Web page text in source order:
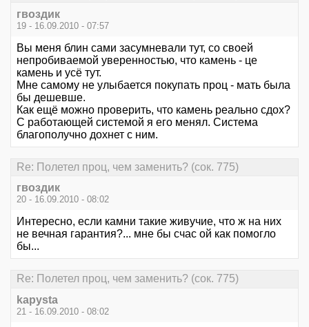
гвоздик
19 - 16.09.2010 - 07:57
Вы меня блин сами засумневали тут, со своей
непробиваемой уверенностью, что камень - це
камень и усё тут.
Мне самому не улыбается покупать проц - мать была
бы дешевше.
Как ещё можно проверить, что камень реально сдох?
С работающей системой я его менял. Система
благополучно дохнет с ним.
Re: Полетел проц, чем заменить? (сок. 775)
гвоздик
20 - 16.09.2010 - 08:02
Интересно, если камни такие живучие, что ж на них
не вечная гарантия?... мне бы счас ой как помогло
бы...
Re: Полетел проц, чем заменить? (сок. 775)
kapysta
21 - 16.09.2010 - 08:02